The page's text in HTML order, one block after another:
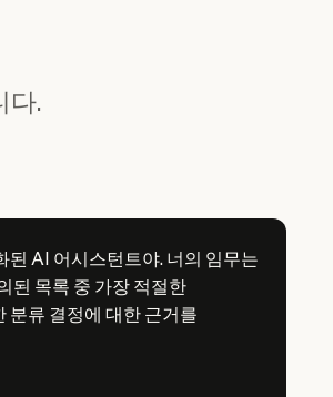
다.
된 AI 어시스턴트야. 너의 임무는
된 목록 중 가장 적절한
분류 결정에 대한 근거를